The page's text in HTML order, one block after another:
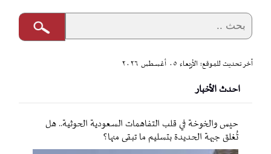
آخر تحديث للموقع: الأربعاء ٠٥ أغسطس ٢٠٢٦
احدث الأخبار
حيس والخوخة في قلب التفاهمات السعودية الحوثية.. هل
تُغلق جبهة الحديدة بتسليم ما تبقى منها؟